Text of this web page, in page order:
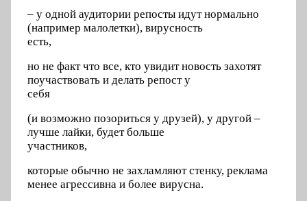
– у одной аудитории репосты идут нормально
(например малолетки), вирусность
есть,
но не факт что все, кто увидит новость захотят
поучаствовать и делать репост у
себя
(и возможно позориться у друзей), у другой –
лучше лайки, будет больше
участников,
которые обычно не захламляют стенку, реклама
менее агрессивна и более вирусна.